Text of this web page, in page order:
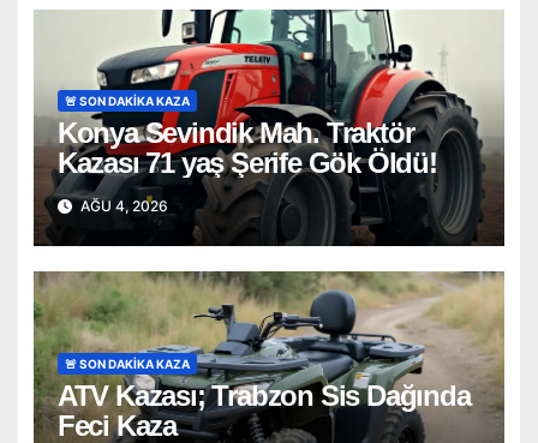
🚨 SON DAKİKA KAZA
Konya Sevindik Mah. Traktör
Kazası 71 yaş Şerife Gök Öldü!
AĞU 4, 2026
🚨 SON DAKİKA KAZA
ATV Kazası; Trabzon Sis Dağında
Feci Kaza